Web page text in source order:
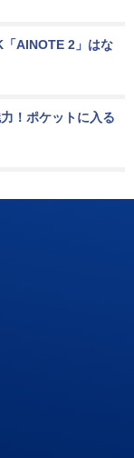
AINOTE 2」はな
！ポケットに入る